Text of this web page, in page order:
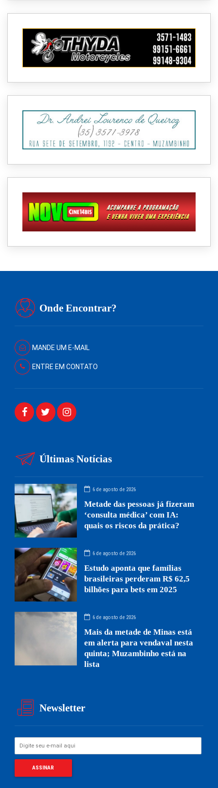
Onde Encontrar?
MANDE UM E-MAIL
ENTRE EM CONTATO
Últimas Notícias
6 de agosto de 2026
Metade das pessoas já fizeram
‘consulta médica’ com IA:
quais os riscos da prática?
6 de agosto de 2026
Estudo aponta que famílias
brasileiras perderam R$ 62,5
bilhões para bets em 2025
6 de agosto de 2026
Mais da metade de Minas está
em alerta para vendaval nesta
quinta; Muzambinho está na
lista
Newsletter